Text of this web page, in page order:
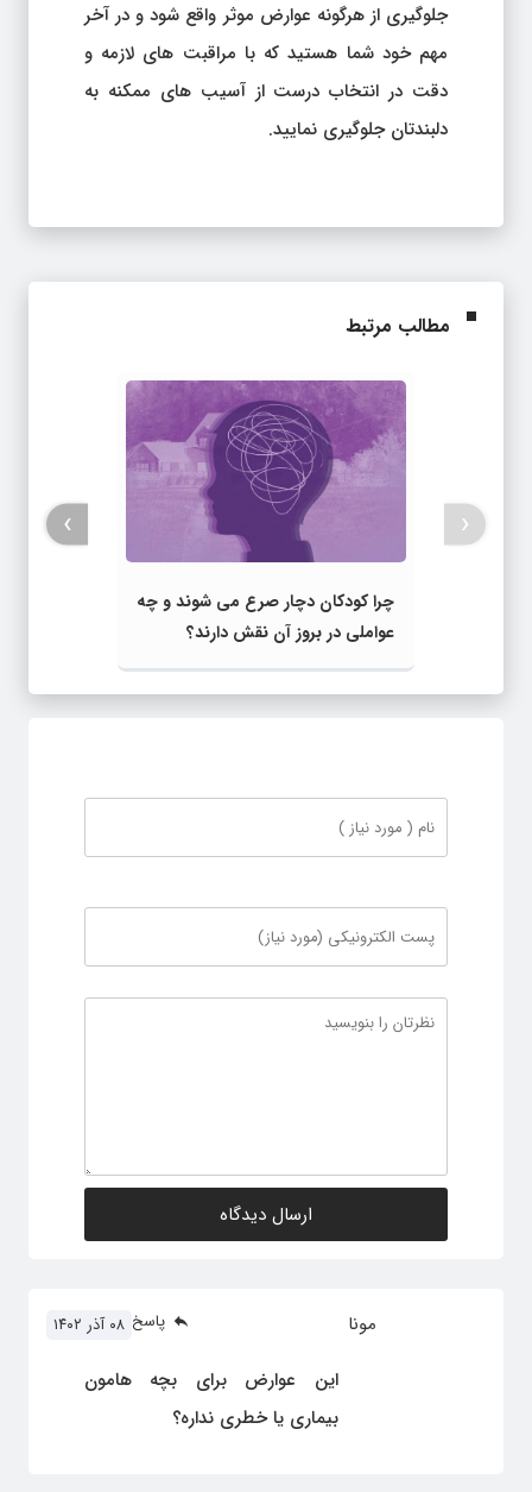
جلوگیری از هرگونه عوارض موثر واقع شود و در آخر
مهم خود شما هستید که با مراقبت های لازمه و
دقت در انتخاب درست از آسیب های ممکنه به
دلبندتان جلوگیری نمایید.
مطالب مرتبط
چرا کودکان دچار صرع می شوند و چه
عواملی در بروز آن نقش دارند؟
‹
›
مونا ۰۸ آذر ۱۴۰۲ پاسخ
این عوارض برای بچه هامون
بیماری یا خطری نداره؟